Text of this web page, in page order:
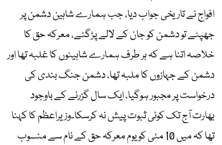
افواج نے تاریخی جواب دیا، جب ہمارے شاہین دشمن پر
جھپٹے تو دشمن کو جان کے لالے پڑگئے، معرکہ حق کا
خلاصہ اتنا ہے کہ ہر طرف ہمارے شاہینوں کا غلبہ تھا اور
دشمن کے جہازوں کا ملبہ تھا، دشمن جنگ بندی کی
درخواست پر مجبور ہوگیا، ایک سال گزرنے کے باوجود
بھارت آج تک کوئی ثبوت پیش نہ کرسکا۔وزیراعظم کا کہنا
تھا کہ میں 10 مئی کو یوم معرکہ حق کے نام سے منسوب